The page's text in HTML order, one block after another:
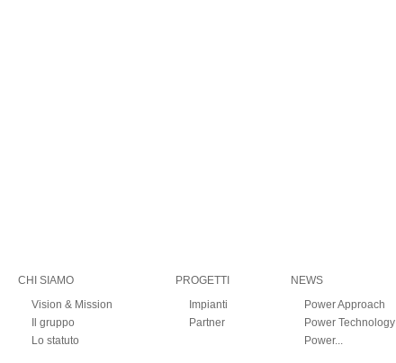
CHI SIAMO
Vision & Mission
Il gruppo
Lo statuto
PROGETTI
Impianti
Partner
NEWS
Power Approach
Power Technology
Power...